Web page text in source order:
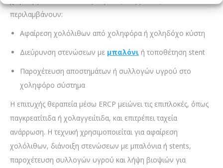
περιλαμβάνουν:
Αφαίρεση χολόλιθων από χοληφόρα ή χοληδόχο κύστη
Διεύρυνση στενώσεων με μπαλόνι ή τοποθέτηση stent
Παροχέτευση αποστημάτων ή συλλογών υγρού στο
χοληφόρο σύστημα
Η επιτυχής θεραπεία μέσω ERCP μειώνει τις επιπλοκές, όπως
παγκρεατίτιδα ή χολαγγειίτιδα, και επιτρέπει ταχεία
ανάρρωση. Η τεχνική χρησιμοποιείται για αφαίρεση
χολόλιθων, διάνοιξη στενώσεων με μπαλόνια ή stents,
παροχέτευση συλλογών υγρού και λήψη βιοψιών για